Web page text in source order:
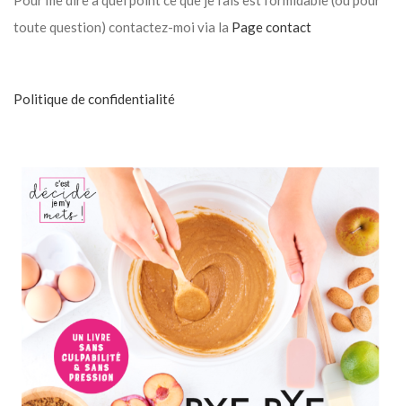
toute question) contactez-moi via la Page contact
Politique de confidentialité